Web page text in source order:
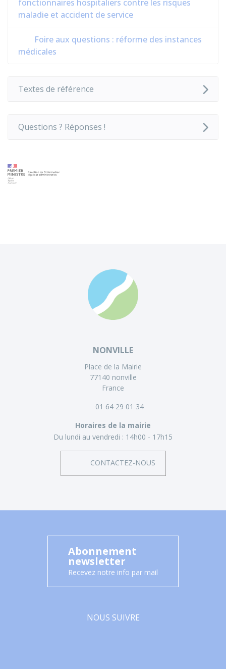
fonctionnaires hospitaliers contre les risques
maladie et accident de service
Foire aux questions : réforme des instances
médicales
Textes de référence
Questions ? Réponses !
NONVILLE
Place de la Mairie
77140 nonville
France
01 64 29 01 34
Horaires de la mairie
Du lundi au vendredi : 14h00 - 17h15
CONTACTEZ-NOUS
Abonnement
newsletter
Recevez notre info par mail
NOUS SUIVRE